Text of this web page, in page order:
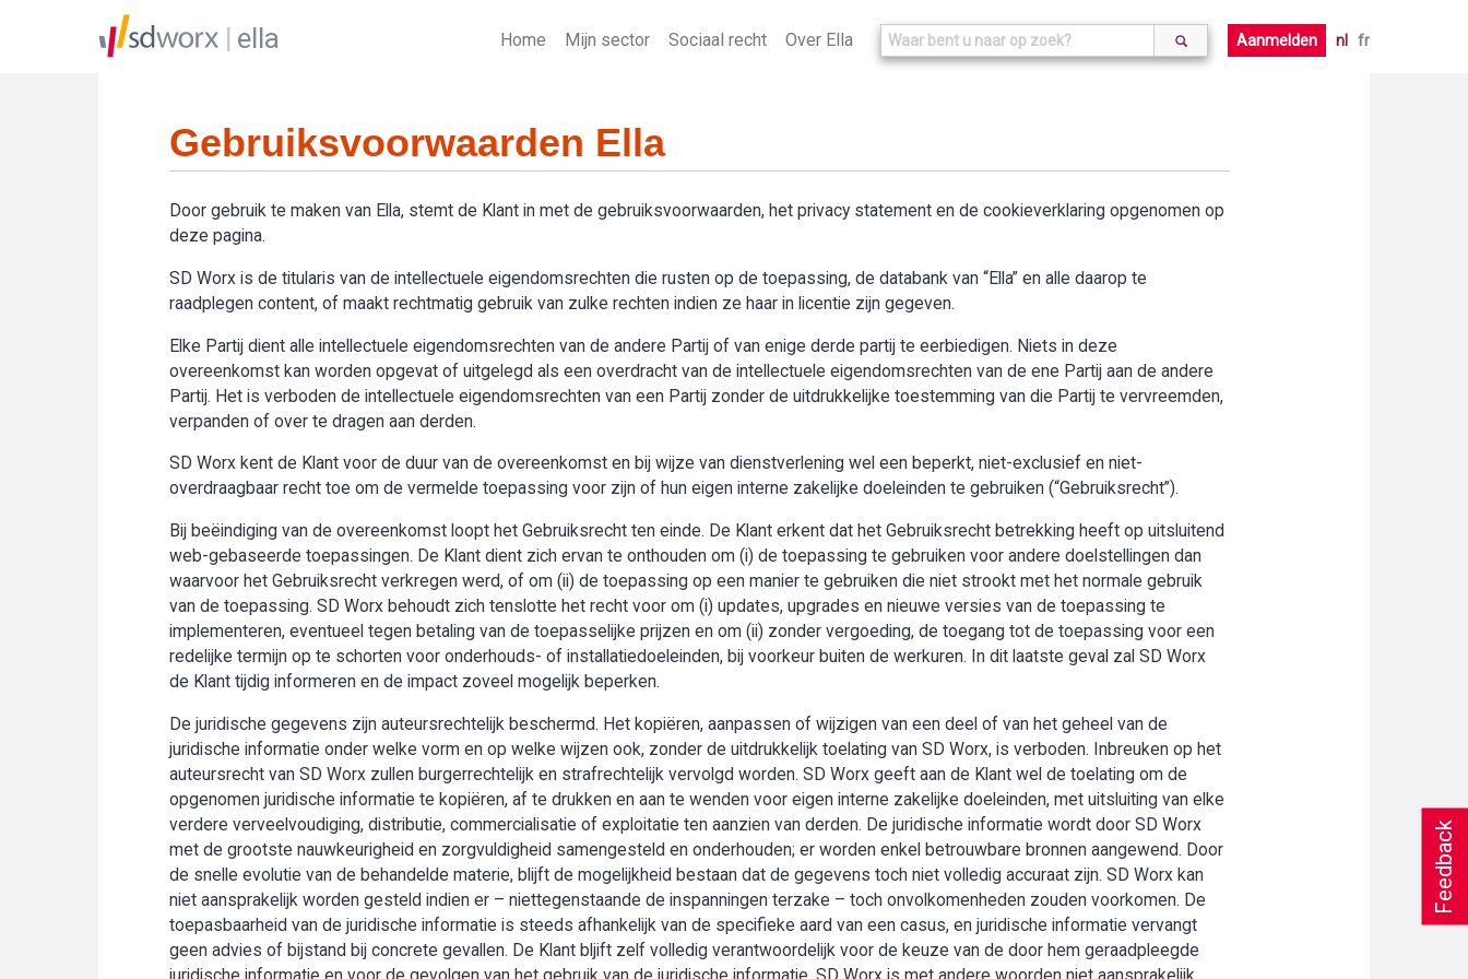
Feedback
ella Home Mijn sector Sociaal recht Over Ella Aanmelden nl fr
Gebruiksvoorwaarden Ella
Door gebruik te maken van Ella, stemt de Klant in met de gebruiksvoorwaarden, het privacy statement en de cookieverklaring opgenomen op
deze pagina.
SD Worx is de titularis van de intellectuele eigendomsrechten die rusten op de toepassing, de databank van “Ella” en alle daarop te
raadplegen content, of maakt rechtmatig gebruik van zulke rechten indien ze haar in licentie zijn gegeven.
Elke Partij dient alle intellectuele eigendomsrechten van de andere Partij of van enige derde partij te eerbiedigen. Niets in deze
overeenkomst kan worden opgevat of uitgelegd als een overdracht van de intellectuele eigendomsrechten van de ene Partij aan de andere
Partij. Het is verboden de intellectuele eigendomsrechten van een Partij zonder de uitdrukkelijke toestemming van die Partij te vervreemden,
verpanden of over te dragen aan derden.
SD Worx kent de Klant voor de duur van de overeenkomst en bij wijze van dienstverlening wel een beperkt, niet-exclusief en niet-
overdraagbaar recht toe om de vermelde toepassing voor zijn of hun eigen interne zakelijke doeleinden te gebruiken (“Gebruiksrecht”).
Bij beëindiging van de overeenkomst loopt het Gebruiksrecht ten einde. De Klant erkent dat het Gebruiksrecht betrekking heeft op uitsluitend
web-gebaseerde toepassingen. De Klant dient zich ervan te onthouden om (i) de toepassing te gebruiken voor andere doelstellingen dan
waarvoor het Gebruiksrecht verkregen werd, of om (ii) de toepassing op een manier te gebruiken die niet strookt met het normale gebruik
van de toepassing. SD Worx behoudt zich tenslotte het recht voor om (i) updates, upgrades en nieuwe versies van de toepassing te
implementeren, eventueel tegen betaling van de toepasselijke prijzen en om (ii) zonder vergoeding, de toegang tot de toepassing voor een
redelijke termijn op te schorten voor onderhouds- of installatiedoeleinden, bij voorkeur buiten de werkuren. In dit laatste geval zal SD Worx
de Klant tijdig informeren en de impact zoveel mogelijk beperken.
De juridische gegevens zijn auteursrechtelijk beschermd. Het kopiëren, aanpassen of wijzigen van een deel of van het geheel van de
juridische informatie onder welke vorm en op welke wijzen ook, zonder de uitdrukkelijk toelating van SD Worx, is verboden. Inbreuken op het
auteursrecht van SD Worx zullen burgerrechtelijk en strafrechtelijk vervolgd worden. SD Worx geeft aan de Klant wel de toelating om de
opgenomen juridische informatie te kopiëren, af te drukken en aan te wenden voor eigen interne zakelijke doeleinden, met uitsluiting van elke
verdere verveelvoudiging, distributie, commercialisatie of exploitatie ten aanzien van derden. De juridische informatie wordt door SD Worx
met de grootste nauwkeurigheid en zorgvuldigheid samengesteld en onderhouden; er worden enkel betrouwbare bronnen aangewend. Door
de snelle evolutie van de behandelde materie, blijft de mogelijkheid bestaan dat de gegevens toch niet volledig accuraat zijn. SD Worx kan
niet aansprakelijk worden gesteld indien er – niettegenstaande de inspanningen terzake – toch onvolkomenheden zouden voorkomen. De
toepasbaarheid van de juridische informatie is steeds afhankelijk van de specifieke aard van een casus, en juridische informatie vervangt
geen advies of bijstand bij concrete gevallen. De Klant bljift zelf volledig verantwoordelijk voor de keuze van de door hem geraadpleegde